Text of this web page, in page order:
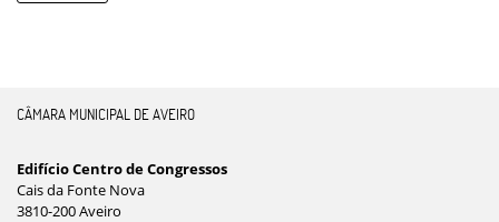
CÂMARA MUNICIPAL DE AVEIRO
Edifício Centro de Congressos
Cais da Fonte Nova
3810-200 Aveiro